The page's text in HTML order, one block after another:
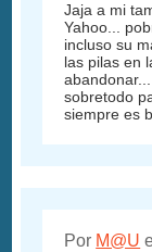
Jaja a mi
Yahoo...
incluso su
las pilas en
sobretodo
siempre es
Por M@U